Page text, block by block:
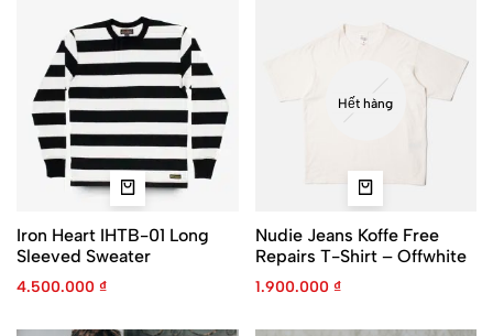
Iron Heart IHTB-01 Long
Sleeved Sweater
4.500.000 ₫
Hết hàng
Nudie Jeans Koffe Free
Repairs T-Shirt – Offwhite
1.900.000 ₫